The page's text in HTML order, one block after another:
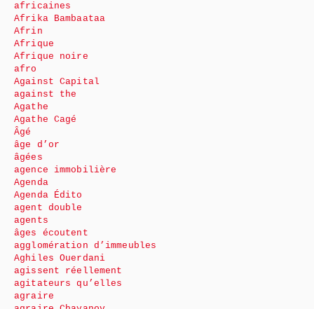
africaines
Afrika Bambaataa
Afrin
Afrique
Afrique noire
afro
Against Capital
against the
Agathe
Agathe Cagé
Âgé
âge d’or
âgées
agence immobilière
Agenda
Agenda Édito
agent double
agents
âges écoutent
agglomération d’immeubles
Aghiles Ouerdani
agissent réellement
agitateurs qu’elles
agraire